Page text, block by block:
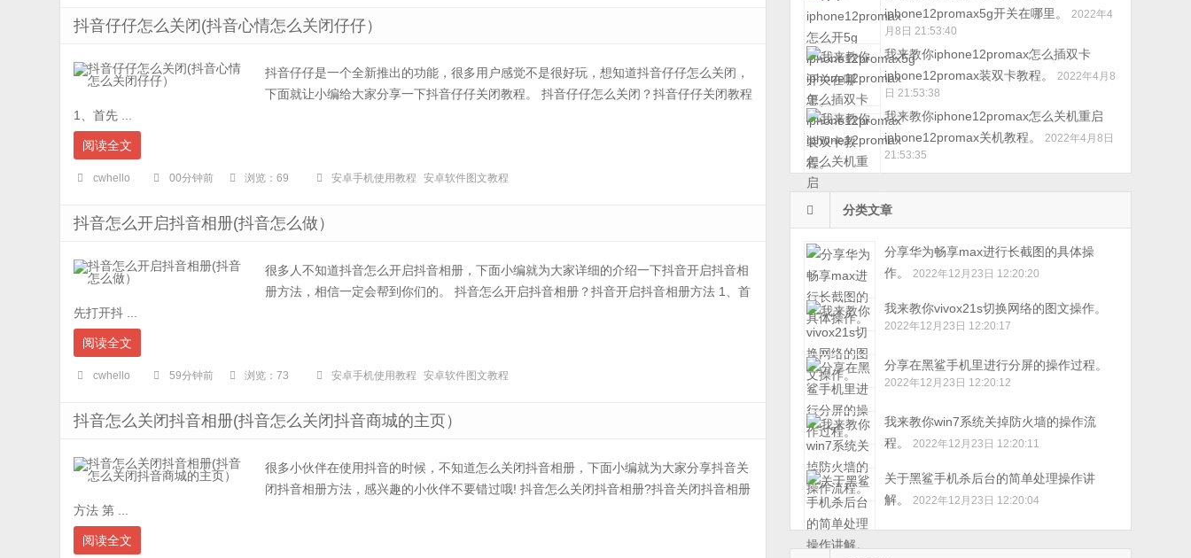
抖音仔仔怎么关闭(抖音心情怎么关闭仔仔）
抖音仔仔是一个全新推出的功能，很多用户感觉不是很好玩，想知道抖音仔仔怎么关闭，
下面就让小编给大家分享一下抖音仔仔关闭教程。 抖音仔仔怎么关闭？抖音仔仔关闭教程
1、首先 ...
阅读全文
cwhello 00分钟前 浏览：69 安卓手机使用教程 安卓软件图文教程
抖音怎么开启抖音相册(抖音怎么做）
很多人不知道抖音怎么开启抖音相册，下面小编就为大家详细的介绍一下抖音开启抖音相
册方法，相信一定会帮到你们的。 抖音怎么开启抖音相册？抖音开启抖音相册方法 1、首
先打开抖 ...
阅读全文
cwhello 59分钟前 浏览：73 安卓手机使用教程 安卓软件图文教程
抖音怎么关闭抖音相册(抖音怎么关闭抖音商城的主页）
很多小伙伴在使用抖音的时候，不知道怎么关闭抖音相册，下面小编就为大家分享抖音关
闭抖音相册方法，感兴趣的小伙伴不要错过哦! 抖音怎么关闭抖音相册?抖音关闭抖音相册
方法 第 ...
阅读全文
iphone12promax5g开关在哪里。
2022年4
月8日 21:53:40
我来教你iphone12promax怎么插双卡
iphone12promax装双卡教程。
2022年4月8
日 21:53:38
我来教你iphone12promax怎么关机重启
iphone12promax关机教程。
2022年4月8日
21:53:35
分类文章
分享华为畅享max进行长截图的具体操
作。
2022年12月23日 12:20:20
我来教你vivox21s切换网络的图文操作。
2022年12月23日 12:20:17
分享在黑鲨手机里进行分屏的操作过程。
2022年12月23日 12:20:12
我来教你win7系统关掉防火墙的操作流
程。
2022年12月23日 12:20:11
关于黑鲨手机杀后台的简单处理操作讲
解。
2022年12月23日 12:20:04